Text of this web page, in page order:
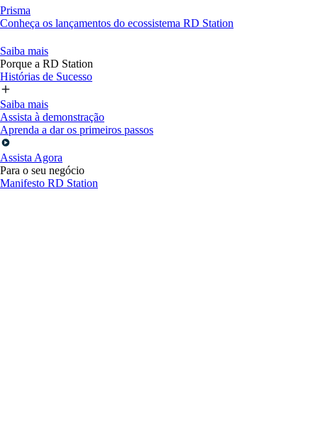
Prisma
Conheça os lançamentos do ecossistema RD Station
Saiba mais
Porque a RD Station
Histórias de Sucesso
Saiba mais
Assista à demonstração
Aprenda a dar os primeiros passos
Assista Agora
Para o seu negócio
Manifesto RD Station